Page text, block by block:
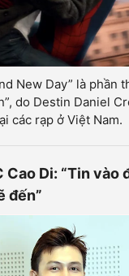
New Day” là phần
do Destin Daniel
các rạp ở Việt Nam.
Cao Di: “Tin
đến”